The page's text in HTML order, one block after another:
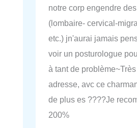
notre corp engendre
(lombaire- cervical-
etc.) jn'aurai jamais
voir un posturologue
à tant de
adresse, avc ce
de plus es ????Je
200%